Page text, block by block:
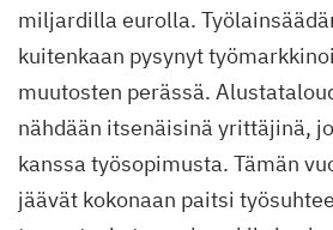
miljardilla eurolla.
kuitenkaan pysynyt
muutosten perässä.
nähdään itsenäisinä yrittäjinä,
kanssa työsopimusta. Tämän
jäävät kokonaan paitsi